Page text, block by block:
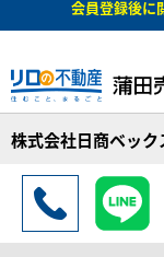
会員登録後に
株式会社日商ベッ